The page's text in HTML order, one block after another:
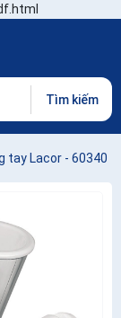
Tìm kiếm
tay Lacor - 60340